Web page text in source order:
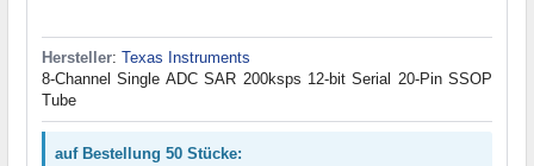
Hersteller: Texas Instruments
8-Channel Single ADC SAR 200ksps 12-bit Serial 20-Pin SSOP
Tube
auf Bestellung 50 Stücke: